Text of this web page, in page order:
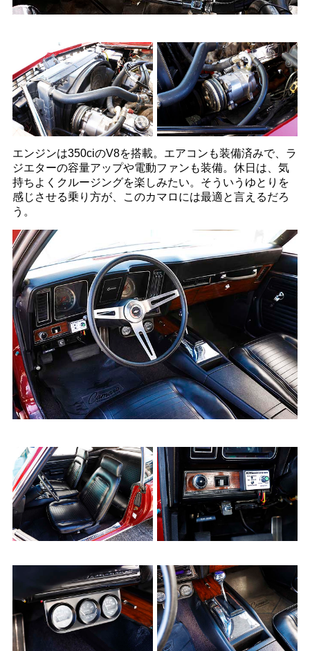
エンジンは350ciのV8を搭載。エアコンも装備済みで、ラ
ジエターの容量アップや電動ファンも装備。休日は、気
持ちよくクルージングを楽しみたい。そういうゆとりを
感じさせる乗り方が、このカマロには最適と言えるだろ
う。